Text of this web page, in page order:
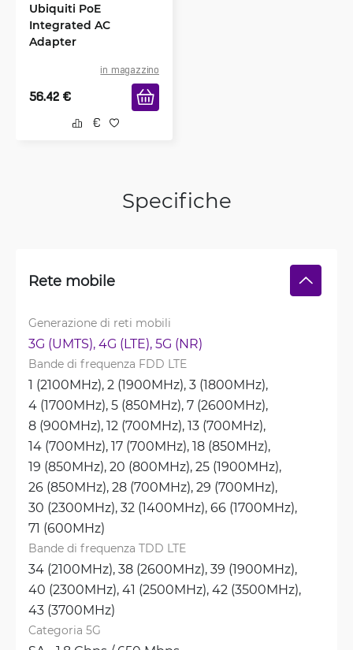
Ubiquiti PoE
Integrated AC
Adapter
in magazzino
56.42 €
Specifiche
Rete mobile
Generazione di reti mobili
3G (UMTS), 4G (LTE), 5G (NR)
Bande di frequenza FDD LTE
1 (2100MHz), 2 (1900MHz), 3 (1800MHz),
4 (1700MHz), 5 (850MHz), 7 (2600MHz),
8 (900MHz), 12 (700MHz), 13 (700MHz),
14 (700MHz), 17 (700MHz), 18 (850MHz),
19 (850MHz), 20 (800MHz), 25 (1900MHz),
26 (850MHz), 28 (700MHz), 29 (700MHz),
30 (2300MHz), 32 (1400MHz), 66 (1700MHz),
71 (600MHz)
Bande di frequenza TDD LTE
34 (2100MHz), 38 (2600MHz), 39 (1900MHz),
40 (2300MHz), 41 (2500MHz), 42 (3500MHz),
43 (3700MHz)
Categoria 5G